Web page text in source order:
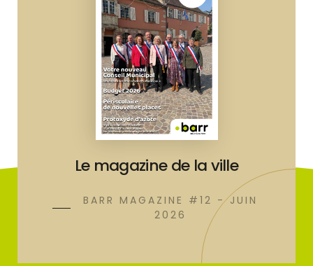
Le magazine de la ville
BARR MAGAZINE #12 - JUIN
2026